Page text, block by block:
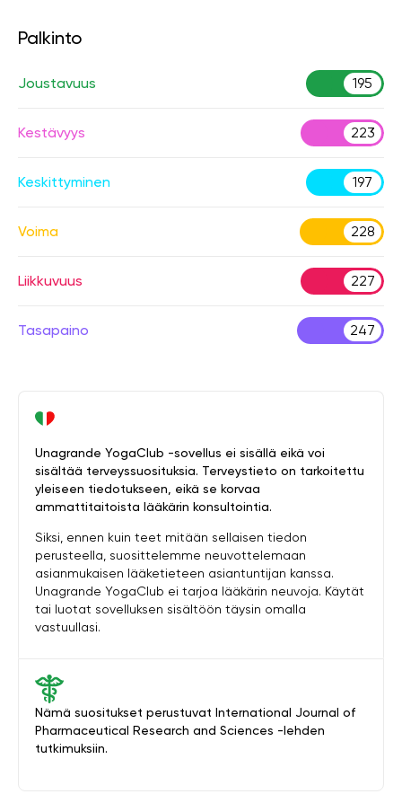
Palkinto
Joustavuus 195
Kestävyys 223
Keskittyminen 197
Voima 228
Liikkuvuus 227
Tasapaino 247
Nämä suositukset perustuvat International Journal of
Pharmaceutical Research and Sciences -lehden
tutkimuksiin.
Unagrande YogaClub -sovellus ei sisällä eikä voi
sisältää terveyssuosituksia. Terveystieto on tarkoitettu
yleiseen tiedotukseen, eikä se korvaa
ammattitaitoista lääkärin konsultointia.
Siksi, ennen kuin teet mitään sellaisen tiedon
perusteella, suosittelemme neuvottelemaan
asianmukaisen lääketieteen asiantuntijan kanssa.
Unagrande YogaClub ei tarjoa lääkärin neuvoja. Käytät
tai luotat sovelluksen sisältöön täysin omalla
vastuullasi.